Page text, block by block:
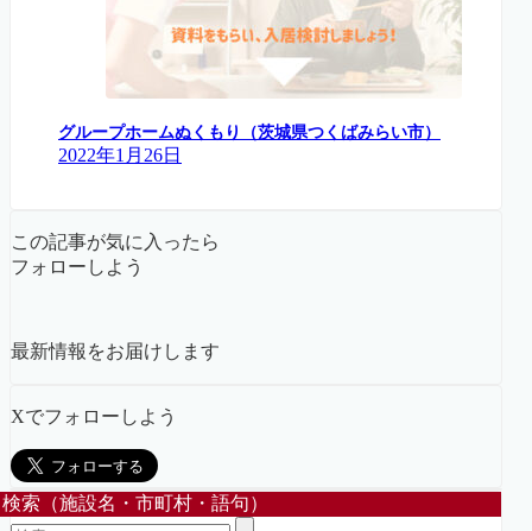
グループホームぬくもり（茨城県つくばみらい市）
2022年1月26日
この記事が気に入ったら
フォローしよう
最新情報をお届けします
Xでフォローしよう
検索（施設名・市町村・語句）